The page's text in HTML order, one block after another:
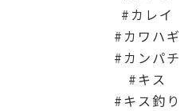
カレイ
カワハギ
カンパチ
キス
キス釣り